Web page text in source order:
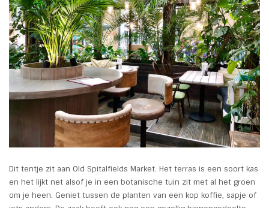
Dit tentje zit aan Old Spitalfields Market. Het terras is een soort kas
en het lijkt net alsof je in een botanische tuin zit met al het groen
om je heen. Geniet tussen de planten van een kop koffie, sapje of